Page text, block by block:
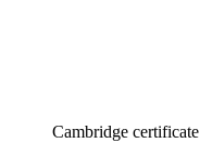
Cambridge certificate